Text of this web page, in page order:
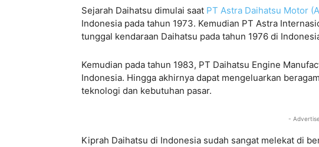
Sejarah Daihatsu dimulai saat PT Astra Daihatsu Motor
Indonesia pada tahun 1973. Kemudian PT Astra
tunggal kendaraan Daihatsu pada tahun 1976 di
Kemudian pada tahun 1983, PT Daihatsu Engine
Indonesia. Hingga akhirnya dapat mengeluarkan
teknologi dan kebutuhan pasar.
-
Kiprah Daihatsu di Indonesia sudah sangat melekat di